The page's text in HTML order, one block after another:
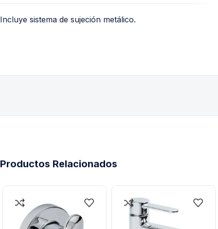
Incluye sistema de sujeción metálico.
Productos Relacionados